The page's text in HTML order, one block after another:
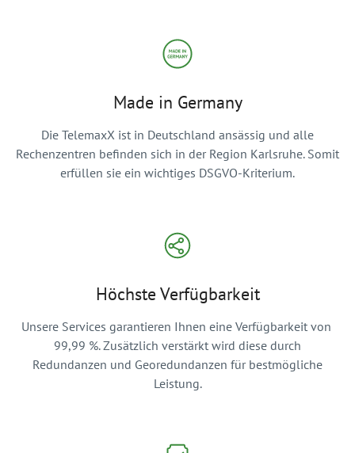
Made in Germany
Die TelemaxX ist in Deutschland ansässig und alle
Rechenzentren befinden sich in der Region Karlsruhe. Somit
erfüllen sie ein wichtiges DSGVO-Kriterium.
Höchste Verfügbarkeit
Unsere Services garantieren Ihnen eine Verfügbarkeit von
99,99 %. Zusätzlich verstärkt wird diese durch
Redundanzen und Georedundanzen für bestmögliche
Leistung.